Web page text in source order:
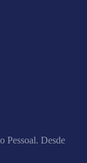
Pessoal. Desde